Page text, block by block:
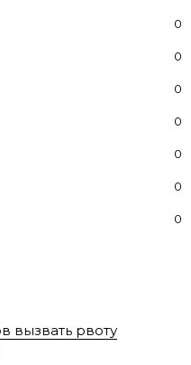
0
0
0
0
0
0
0
вызвать рвоту